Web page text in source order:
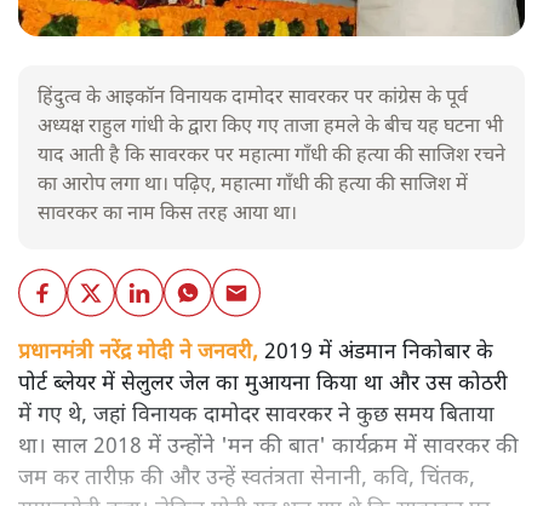
हिंदुत्व के आइकॉन विनायक दामोदर सावरकर पर कांग्रेस के पूर्व
अध्यक्ष राहुल गांधी के द्वारा किए गए ताजा हमले के बीच यह घटना भी
याद आती है कि सावरकर पर महात्मा गाँधी की हत्या की साजिश रचने
का आरोप लगा था। पढ़िए, महात्मा गाँधी की हत्या की साजिश में
सावरकर का नाम किस तरह आया था।
प्रधानमंत्री नरेंद्र मोदी ने जनवरी, 2019 में अंडमान निकोबार के
पोर्ट ब्लेयर में सेलुलर जेल का मुआयना किया था और उस कोठरी
में गए थे, जहां विनायक दामोदर सावरकर ने कुछ समय बिताया
था। साल 2018 में उन्होंने 'मन की बात' कार्यक्रम में सावरकर की
जम कर तारीफ़ की और उन्हें स्वतंत्रता सेनानी, कवि, चिंतक,